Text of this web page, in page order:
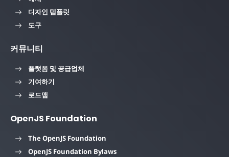
디자인 템플릿
도구
커뮤니티
플랫폼 및 공급업체
기여하기
로드맵
OpenJS Foundation
The OpenJS Foundation
OpenJS Foundation Bylaws